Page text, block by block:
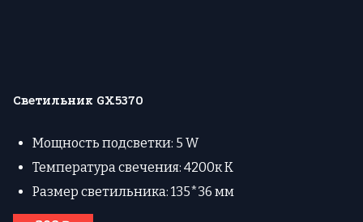
Светильник GX5370
Мощность подсветки: 5 W
Температура свечения: 4200к К
Размер светильника: 135*36 мм